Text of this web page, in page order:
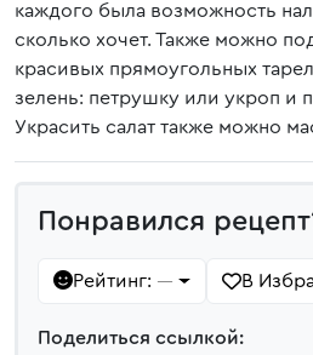
каждого была возможность
сколько хочет. Также можно
красивых прямоугольных
зелень: петрушку или укроп и
Украсить салат также можно
Понравился
Рейтинг: — В
Поделиться ссылкой: